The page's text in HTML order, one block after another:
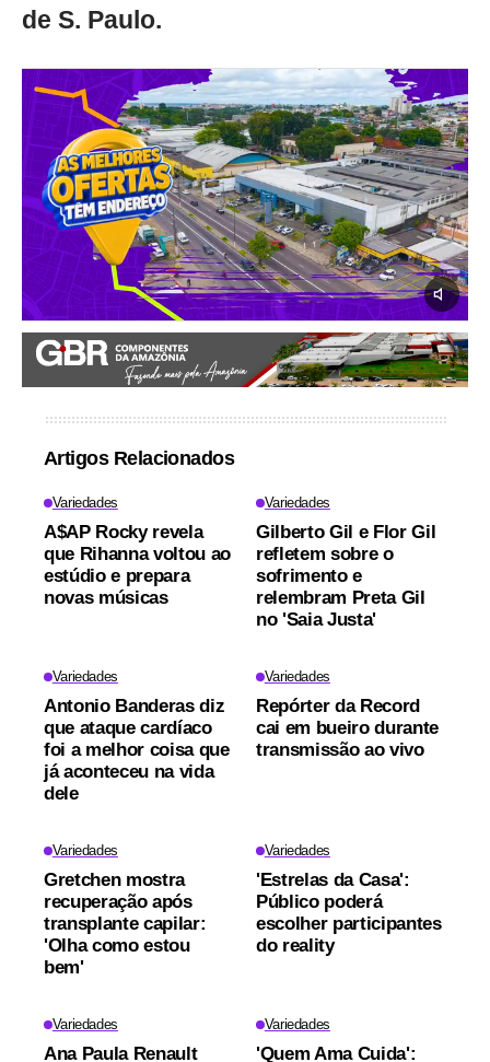
de S. Paulo.
Artigos Relacionados
Variedades
A$AP Rocky revela
que Rihanna voltou ao
estúdio e prepara
novas músicas
Variedades
Gilberto Gil e Flor Gil
refletem sobre o
sofrimento e
relembram Preta Gil
no 'Saia Justa'
Variedades
Antonio Banderas diz
que ataque cardíaco
foi a melhor coisa que
já aconteceu na vida
dele
Variedades
Repórter da Record
cai em bueiro durante
transmissão ao vivo
Variedades
Gretchen mostra
recuperação após
transplante capilar:
'Olha como estou
bem'
Variedades
'Estrelas da Casa':
Público poderá
escolher participantes
do reality
Variedades
Ana Paula Renault
Variedades
'Quem Ama Cuida':